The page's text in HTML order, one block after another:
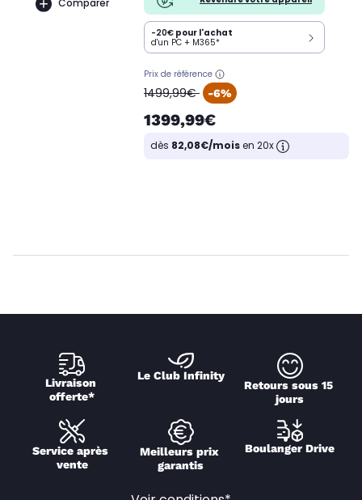
Comparer
-20€ pour l'achat
d'un PC + M365*
Prix de référence
oldPrice
1499,99€ -6%
1399,99€
dès 82,08€/moisen 20x
Livraison
offerte*
Le Club Infinity
Retours sous 15
jours
Service après
vente
Meilleurs prix
garantis
Boulanger Drive